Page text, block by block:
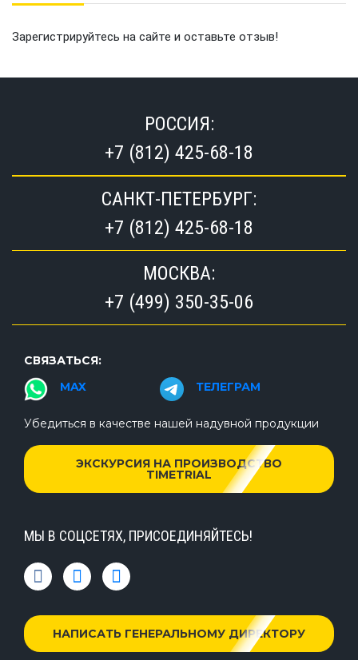
Зарегистрируйтесь на сайте и оставьте отзыв!
РОССИЯ:
+7 (812) 425-68-18
САНКТ-ПЕТЕРБУРГ:
+7 (812) 425-68-18
МОСКВА:
+7 (499) 350-35-06
СВЯЗАТЬСЯ:
MAX
ТЕЛЕГРАМ
Убедиться в качестве нашей надувной продукции
ЭКСКУРСИЯ НА ПРОИЗВОДСТВО
TIMETRIAL
МЫ В СОЦСЕТЯХ, ПРИСОЕДИНЯЙТЕСЬ!
НАПИСАТЬ ГЕНЕРАЛЬНОМУ ДИРЕКТОРУ